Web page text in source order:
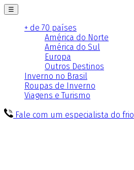
☰
+ de 70 países
América do Norte
América do Sul
Europa
Outros Destinos
Inverno no Brasil
Roupas de Inverno
Viagens e Turismo
Fale com um especialista do frio